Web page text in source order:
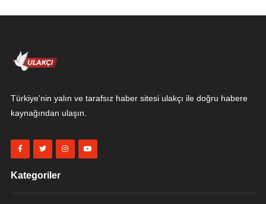
Türkiye'nin yalın ve tarafsız haber sitesi ulakçı ile doğru habere
kaynağından ulaşın.
Kategoriler